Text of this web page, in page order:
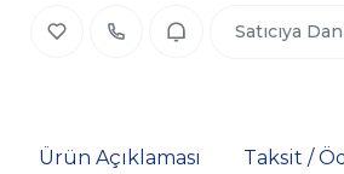
Satıcıya
Ürün Açıklaması Taksit /